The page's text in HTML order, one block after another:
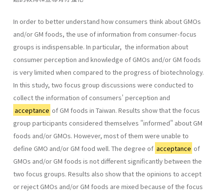
In order to better understand how consumers think about GMOs
and/or GM foods, the use of information from consumer-focus
groups is indispensable. In particular, the information about
consumer perception and knowledge of GMOs and/or GM foods
is very limited when compared to the progress of biotechnology.
In this study, two focus group discussions were conducted to
collect the information of consumers' perception and
acceptance of GM foods in Taiwan. Results show that the focus
group participants considered themselves "informed" about GM
foods and/or GMOs. However, most of them were unable to
define GMO and/or GM food well. The degree of acceptance of
GMOs and/or GM foods is not different significantly between the
two focus groups. Results also show that the opinions to accept
or reject GMOs and/or GM foods are mixed because of the focus